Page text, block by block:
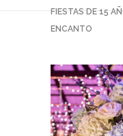
FIESTAS DE 15
ENCANTO